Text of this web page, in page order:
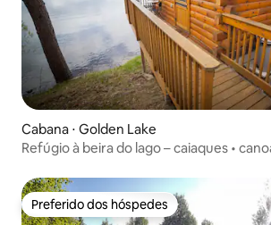
Cabana ⋅ Golden Lake
Refúgio à beira do lago – caiaques •
Preferido dos hóspedes
Preferido dos hóspedes